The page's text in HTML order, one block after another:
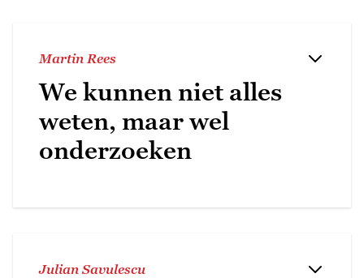
Martin Rees
We kunnen niet alles
weten, maar wel
onderzoeken
Julian Savulescu